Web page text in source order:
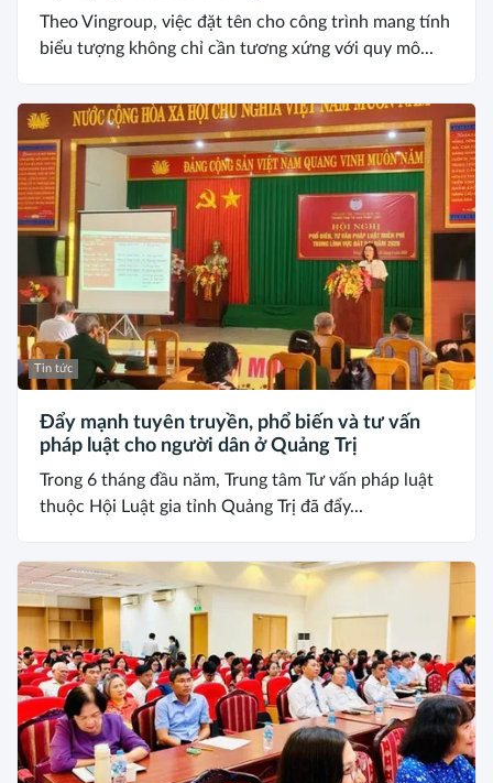
Theo Vingroup, việc đặt tên cho công trình mang tính
biểu tượng không chỉ cần tương xứng với quy mô...
Tin tức
Đẩy mạnh tuyên truyền, phổ biến và tư vấn
pháp luật cho người dân ở Quảng Trị
Trong 6 tháng đầu năm, Trung tâm Tư vấn pháp luật
thuộc Hội Luật gia tỉnh Quảng Trị đã đẩy...